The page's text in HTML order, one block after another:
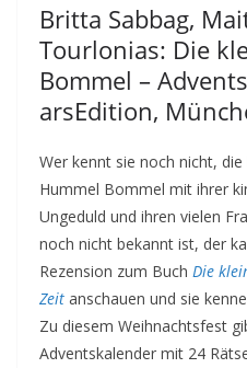
Britta Sabbag,
Tourlonias: Die
Bommel –
arsEdition,
Wer kennt sie noch nicht, die
Hummel Bommel mit ihrer
Ungeduld und ihren vielen
noch nicht bekannt ist, der
Rezension zum Buch Die
Zeit anschauen und sie
Zu diesem Weihnachtsfest
Adventskalender mit 24